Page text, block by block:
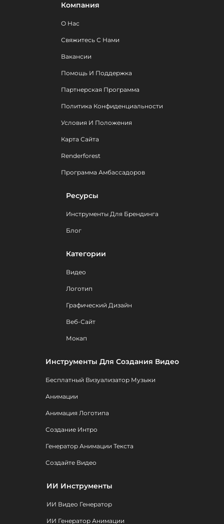
Компания
О Нас
Свяжитесь С Нами
Вакансии
Помощь И Поддержка
Партнерская Программа
Политика Конфиденциальности
Условия И Положения
Карта Сайта
Renderforest
Программа Амбассадоров
Ресурсы
Инструменты Для Брендинга
Блог
Категории
Видео
Логотип
Графический Дизайн
Веб-Сайт
Мокап
Инструменты Для Создания Видео
Бесплатный Визуализатор Музыки
Анимации
Анимация Логотипа
Создание Интро
Генератор Анимации Текста
Создайте Видео
ИИ Инструменты
ИИ Видео Генератор
ИИ Генератор Анимации